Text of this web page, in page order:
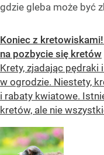
gdzie gleba może być
Koniec z
na pozbycie się kretów
Krety, zjadając pędraki
w ogrodzie. Niestety,
i rabaty kwiatowe.
kretów, ale nie